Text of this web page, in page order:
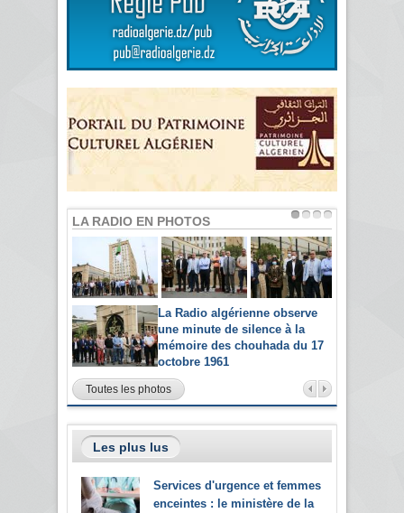
LA RADIO EN PHOTOS
La Radio algérienne observe
une minute de silence à la
mémoire des chouhada du 17
octobre 1961
Toutes les photos
Les plus lus
Services d'urgence et femmes
enceintes : le ministère de la